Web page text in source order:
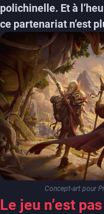
polichinelle. Et à
ce partenariat n’est
Concept-art pour
Le jeu n’est